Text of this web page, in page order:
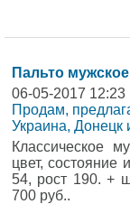
Пальто
06-05-2017 12:23
Продам,
Украина, Донецк
Классическое
цвет, состояние
54, рост 190. +
700 руб..